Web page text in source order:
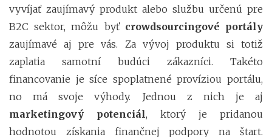
vyvíjať zaujímavý produkt alebo službu určenú pre
B2C sektor, môžu byť crowdsourcingové portály
zaujímavé aj pre vás. Za vývoj produktu si totiž
zaplatia samotní budúci zákazníci. Takéto
financovanie je síce spoplatnené províziou portálu,
no má svoje výhody. Jednou z nich je aj
marketingový potenciál, ktorý je pridanou
hodnotou získania finančnej podpory na štart.